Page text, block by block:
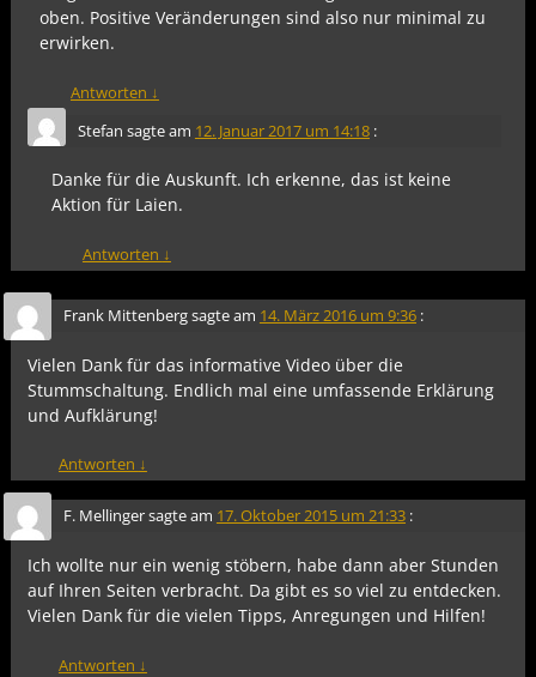
oben. Positive Veränderungen sind also nur minimal zu
erwirken.
Antworten ↓
Stefan sagte am 12. Januar 2017 um 14:18 :
Danke für die Auskunft. Ich erkenne, das ist keine
Aktion für Laien.
Antworten ↓
Frank Mittenbergsagte am 14. März 2016 um 9:36 :
Vielen Dank für das informative Video über die
Stummschaltung. Endlich mal eine umfassende Erklärung
und Aufklärung!
Antworten ↓
F. Mellingersagte am 17. Oktober 2015 um 21:33 :
Ich wollte nur ein wenig stöbern, habe dann aber Stunden
auf Ihren Seiten verbracht. Da gibt es so viel zu entdecken.
Vielen Dank für die vielen Tipps, Anregungen und Hilfen!
Antworten ↓